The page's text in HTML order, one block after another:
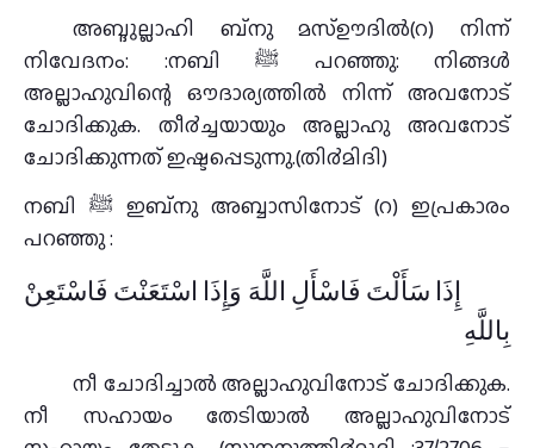
അബ്ദുല്ലാഹി ബ്നു മസ്ഊദില്‍(റ) നിന്ന്
നിവേദനം: :നബി ﷺ പറഞ്ഞു: നിങ്ങള്‍
അല്ലാഹുവിന്റെ ഔദാര്യത്തില്‍ നിന്ന് അവനോട്
ചോദിക്കുക. തീ൪ച്ചയായും അല്ലാഹു അവനോട്
ചോദിക്കുന്നത് ഇഷ്ടപ്പെടുന്നു.(തി൪മിദി)
നബി ﷺ ഇബ്നു അബ്ബാസിനോട് (റ) ഇപ്രകാരം
പറഞ്ഞു :
إِذَا سَأَلْتَ فَاسْأَلِ اللَّهَ وَإِذَا اسْتَعَنْتَ فَاسْتَعِنْ
بِاللَّهِ
നീ ചോദിച്ചാല്‍ അല്ലാഹുവിനോട് ചോദിക്കുക.
നീ സഹായം തേടിയാല്‍ അല്ലാഹുവിനോട്